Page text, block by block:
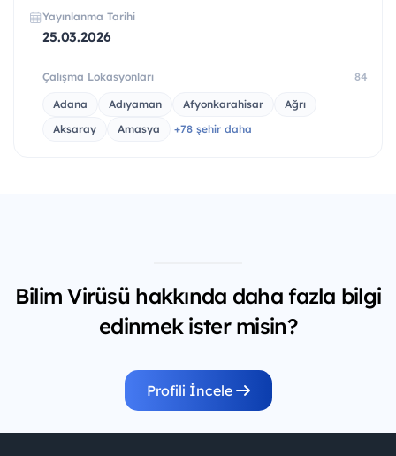
Yayınlanma Tarihi
25.03.2026
Çalışma Lokasyonları 84
Adana Adıyaman Afyonkarahisar
Ağrı
Aksaray
Amasya +78 şehir daha
Bilim Virüsü hakkında daha fazla bilgi
edinmek ister misin?
Profili İncele